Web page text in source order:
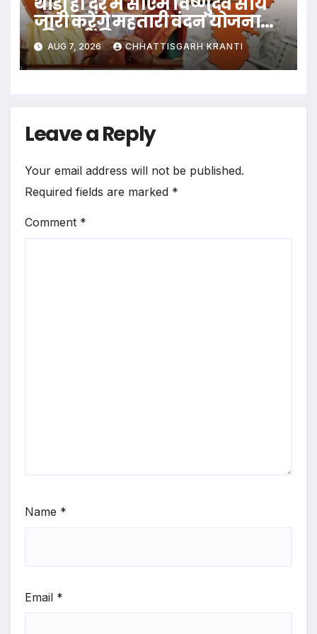
जारी करेंगे महतारी वंदन योजना
की 30वीं किस्त
AUG 7, 2026 CHHATTISGARH KRANTI
Leave a Reply
Your email address will not be published.
Required fields are marked *
Comment *
Name *
Email *